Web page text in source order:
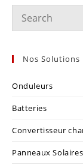
Nos Solutions
Onduleurs
Batteries
Convertisseur
Panneaux Solaires